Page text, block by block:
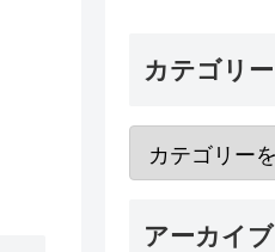
カテゴリー
アーカイブ